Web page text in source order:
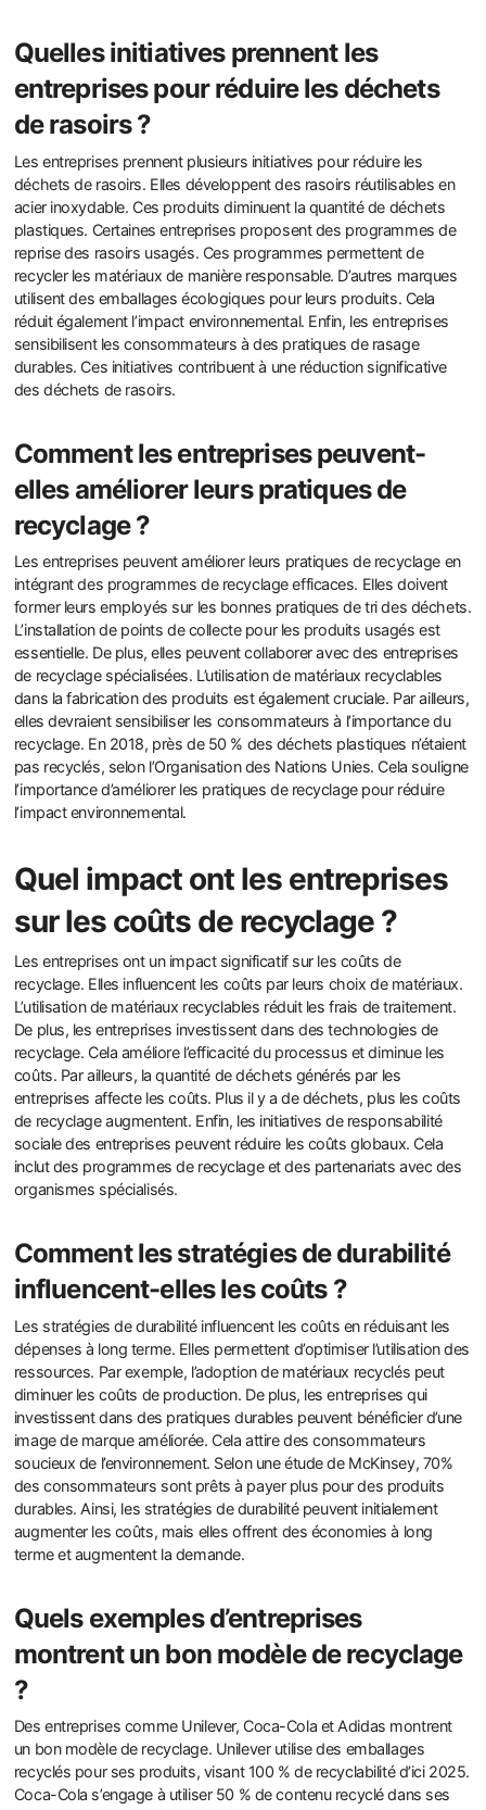
Quelles initiatives prennent les
entreprises pour réduire les déchets
de rasoirs ?
Les entreprises prennent plusieurs initiatives pour réduire les
déchets de rasoirs. Elles développent des rasoirs réutilisables en
acier inoxydable. Ces produits diminuent la quantité de déchets
plastiques. Certaines entreprises proposent des programmes de
reprise des rasoirs usagés. Ces programmes permettent de
recycler les matériaux de manière responsable. D’autres marques
utilisent des emballages écologiques pour leurs produits. Cela
réduit également l’impact environnemental. Enfin, les entreprises
sensibilisent les consommateurs à des pratiques de rasage
durables. Ces initiatives contribuent à une réduction significative
des déchets de rasoirs.
Comment les entreprises peuvent-
elles améliorer leurs pratiques de
recyclage ?
Les entreprises peuvent améliorer leurs pratiques de recyclage en
intégrant des programmes de recyclage efficaces. Elles doivent
former leurs employés sur les bonnes pratiques de tri des déchets.
L’installation de points de collecte pour les produits usagés est
essentielle. De plus, elles peuvent collaborer avec des entreprises
de recyclage spécialisées. L’utilisation de matériaux recyclables
dans la fabrication des produits est également cruciale. Par ailleurs,
elles devraient sensibiliser les consommateurs à l’importance du
recyclage. En 2018, près de 50 % des déchets plastiques n’étaient
pas recyclés, selon l’Organisation des Nations Unies. Cela souligne
l’importance d’améliorer les pratiques de recyclage pour réduire
l’impact environnemental.
Quel impact ont les entreprises
sur les coûts de recyclage ?
Les entreprises ont un impact significatif sur les coûts de
recyclage. Elles influencent les coûts par leurs choix de matériaux.
L’utilisation de matériaux recyclables réduit les frais de traitement.
De plus, les entreprises investissent dans des technologies de
recyclage. Cela améliore l’efficacité du processus et diminue les
coûts. Par ailleurs, la quantité de déchets générés par les
entreprises affecte les coûts. Plus il y a de déchets, plus les coûts
de recyclage augmentent. Enfin, les initiatives de responsabilité
sociale des entreprises peuvent réduire les coûts globaux. Cela
inclut des programmes de recyclage et des partenariats avec des
organismes spécialisés.
Comment les stratégies de durabilité
influencent-elles les coûts ?
Les stratégies de durabilité influencent les coûts en réduisant les
dépenses à long terme. Elles permettent d’optimiser l’utilisation des
ressources. Par exemple, l’adoption de matériaux recyclés peut
diminuer les coûts de production. De plus, les entreprises qui
investissent dans des pratiques durables peuvent bénéficier d’une
image de marque améliorée. Cela attire des consommateurs
soucieux de l’environnement. Selon une étude de McKinsey, 70%
des consommateurs sont prêts à payer plus pour des produits
durables. Ainsi, les stratégies de durabilité peuvent initialement
augmenter les coûts, mais elles offrent des économies à long
terme et augmentent la demande.
Quels exemples d’entreprises
montrent un bon modèle de recyclage
?
Des entreprises comme Unilever, Coca-Cola et Adidas montrent
un bon modèle de recyclage. Unilever utilise des emballages
recyclés pour ses produits, visant 100 % de recyclabilité d’ici 2025.
Coca-Cola s’engage à utiliser 50 % de contenu recyclé dans ses